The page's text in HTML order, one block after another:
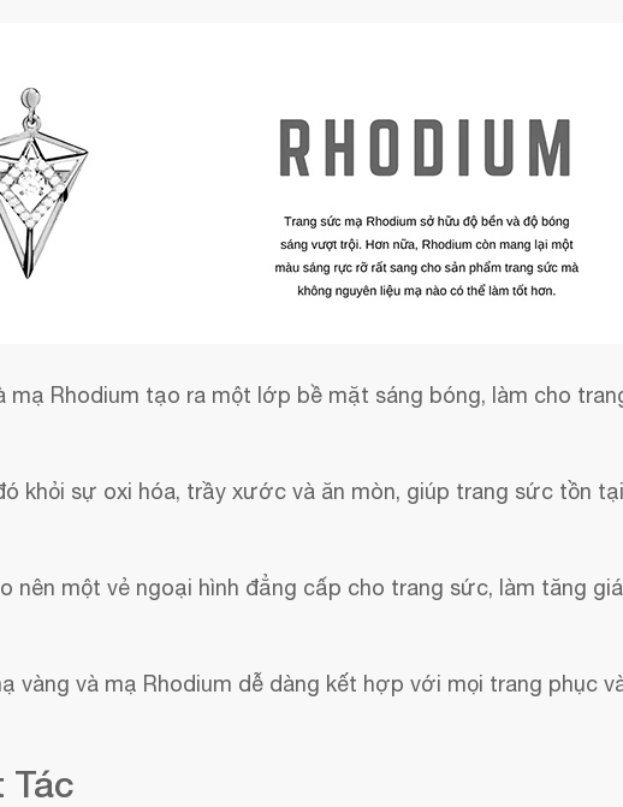
mạ Rhodium tạo ra một lớp bề mặt sáng bóng, làm cho
khỏi sự oxi hóa, trầy xước và ăn mòn, giúp trang sức tồn
nên một vẻ ngoại hình đẳng cấp cho trang sức, làm tăng
vàng và mạ Rhodium dễ dàng kết hợp với mọi trang phục
Tác